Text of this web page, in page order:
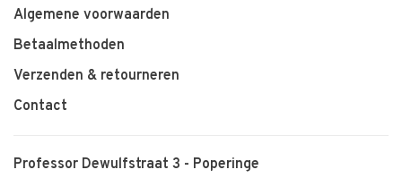
Algemene voorwaarden
Betaalmethoden
Verzenden & retourneren
Contact
Professor Dewulfstraat 3 - Poperinge